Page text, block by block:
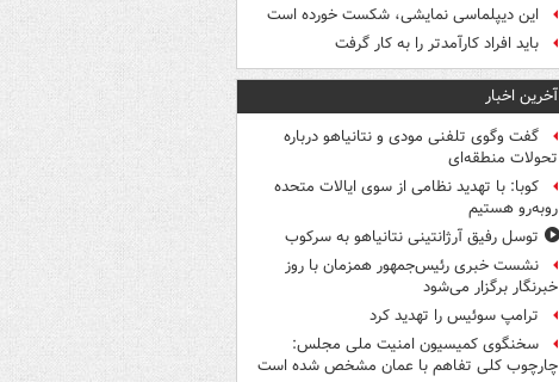
این دیپلماسی نمایشی، شکست خورده است
باید افراد کارآمدتر را به کار گرفت
آخرین اخبار
گفت وگوی تلفنی مودی و نتانیاهو درباره
تحولات منطقه‌ای
کوبا: با تهدید نظامی از سوی ایالات متحده
روبه‌رو هستیم
توسل رفیق آرژانتینی نتانیاهو به سرکوب
نشست خبری رئیس‌جمهور همزمان با روز
خبرنگار برگزار می‌شود
ترامپ سوئیس را تهدید کرد
سخنگوی کمیسیون امنیت ملی مجلس:
چارچوب کلی تفاهم با عمان مشخص شده است